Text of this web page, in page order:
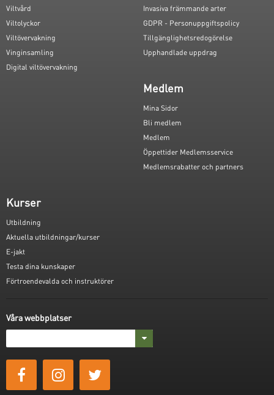
Viltvård
Viltolyckor
Viltövervakning
Vinginsamling
Digital viltövervakning
Invasiva främmande arter
GDPR - Personuppgiftspolicy
Tillgänglighetsredogörelse
Upphandlade uppdrag
Medlem
Mina Sidor
Bli medlem
Medlem
Öppettider Medlemsservice
Medlemsrabatter och partners
Kurser
Utbildning
Aktuella utbildningar/kurser
E-jakt
Testa dina kunskaper
Förtroendevalda och instruktörer
Våra webbplatser